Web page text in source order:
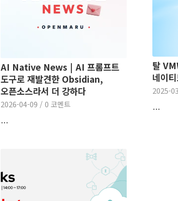
AI Native News | AI 프롬프트
도구로 재발견한 Obsidian,
오픈소스라서 더 강하다
2026-04-09 / 0 코멘트
…
탈
네이
2025-
…